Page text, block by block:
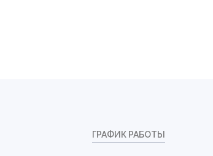
ГРАФИК РАБОТЫ